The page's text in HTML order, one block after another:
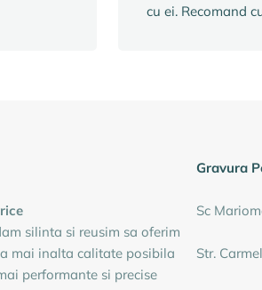
cu ei. Recomand
silinta si reusim sa oferim
mai inalta calitate posibila
performante si precise
Gravura
Sc
Str.